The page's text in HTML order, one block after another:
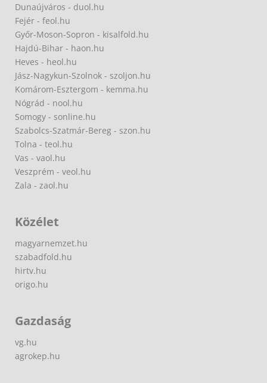
Dunaújváros - duol.hu
Fejér - feol.hu
Győr-Moson-Sopron - kisalfold.hu
Hajdú-Bihar - haon.hu
Heves - heol.hu
Jász-Nagykun-Szolnok - szoljon.hu
Komárom-Esztergom - kemma.hu
Nógrád - nool.hu
Somogy - sonline.hu
Szabolcs-Szatmár-Bereg - szon.hu
Tolna - teol.hu
Vas - vaol.hu
Veszprém - veol.hu
Zala - zaol.hu
Közélet
magyarnemzet.hu
szabadfold.hu
hirtv.hu
origo.hu
Gazdaság
vg.hu
agrokep.hu